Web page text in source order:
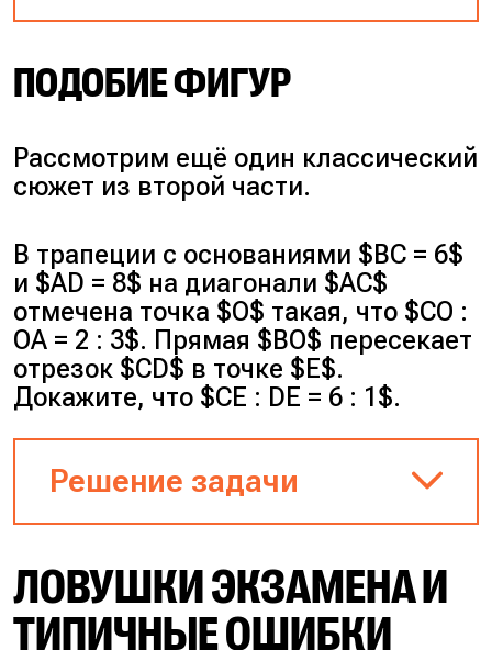
Рисунок к задаче
Отметим центр окружности
буквой $I$. Точки касания
окружности назовём $D$, $E$ и
$F$.
Шаг 2. Запишем свойства
перпендикулярны сторонам.
Шаг 3. Рассмотрим
четырёхугольник $ADIE$.
ПОДОБИЕ ФИГУР
Рассмотрим ещё один классический
сюжет из второй части.
В трапеции с основаниями $BC = 6$
и $AD = 8$ на диагонали $AC$
отмечена точка $O$ такая, что $CO :
OA = 2 : 3$. Прямая $BO$ пересекает
отрезок $CD$ в точке $E$.
Докажите, что $CE : DE = 6 : 1$.
Решение задачи
Рисунок к задаче
ЛОВУШКИ ЭКЗАМЕНА И
ТИПИЧНЫЕ ОШИБКИ